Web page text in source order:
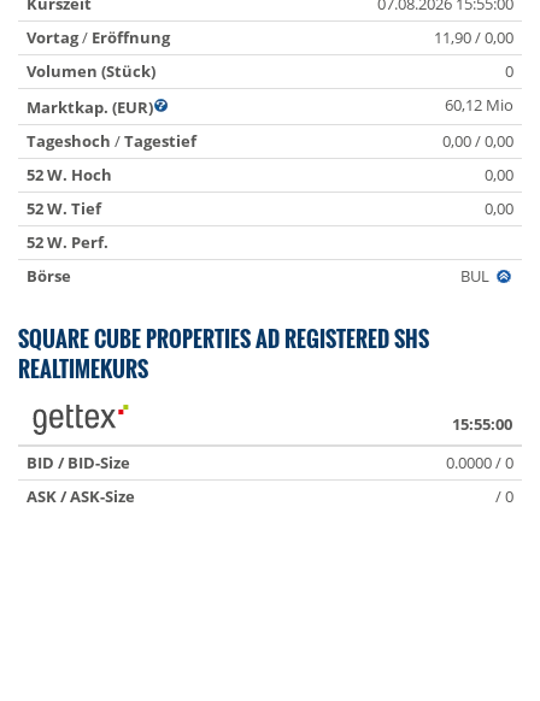
Vortag/ Eröffnung
11,90 / 0,00
Volumen (Stück)
0
Marktkap. (EUR)
60,12 Mio
Tageshoch /Tagestief
0,00 / 0,00
52 W. Hoch
0,00
52 W. Tief
0,00
52 W. Perf.
Börse
BUL
SQUARE CUBE PROPERTIES AD REGISTERED SHS
REALTIMEKURS
15:55:00
BID / BID-Size
0.0000 / 0
ASK / ASK-Size
/ 0